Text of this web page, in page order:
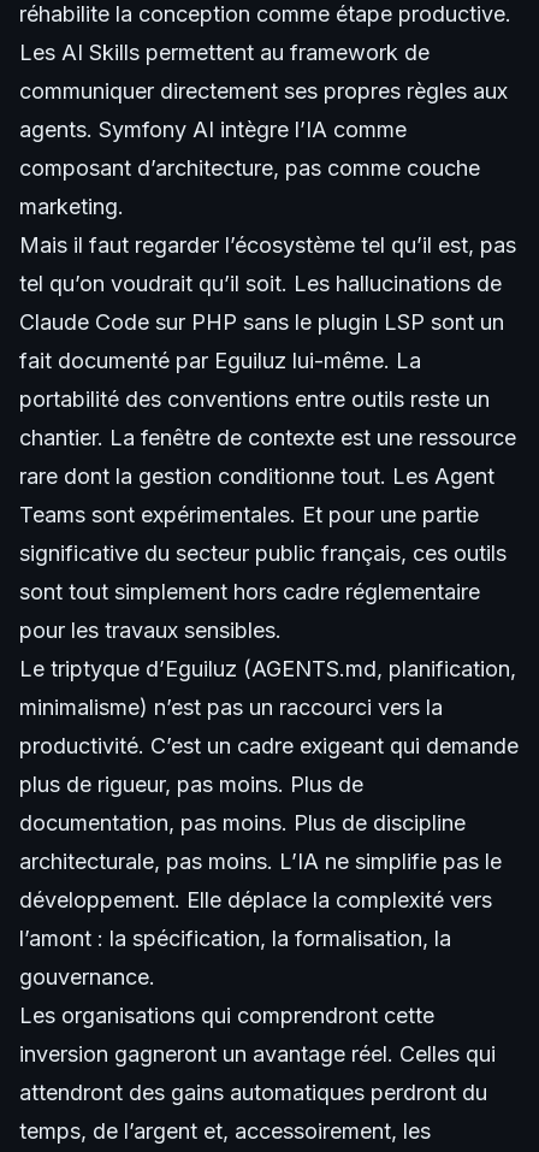
réhabilite la conception comme étape productive.
Les AI Skills permettent au framework de
communiquer directement ses propres règles aux
agents. Symfony AI intègre l’IA comme
composant d’architecture, pas comme couche
marketing.
Mais il faut regarder l’écosystème tel qu’il est, pas
tel qu’on voudrait qu’il soit. Les hallucinations de
Claude Code sur PHP sans le plugin LSP sont un
fait documenté par Eguiluz lui-même. La
portabilité des conventions entre outils reste un
chantier. La fenêtre de contexte est une ressource
rare dont la gestion conditionne tout. Les Agent
Teams sont expérimentales. Et pour une partie
significative du secteur public français, ces outils
sont tout simplement hors cadre réglementaire
pour les travaux sensibles.
Le triptyque d’Eguiluz (AGENTS.md, planification,
minimalisme) n’est pas un raccourci vers la
productivité. C’est un cadre exigeant qui demande
plus de rigueur, pas moins. Plus de
documentation, pas moins. Plus de discipline
architecturale, pas moins. L’IA ne simplifie pas le
développement. Elle déplace la complexité vers
l’amont : la spécification, la formalisation, la
gouvernance.
Les organisations qui comprendront cette
inversion gagneront un avantage réel. Celles qui
attendront des gains automatiques perdront du
temps, de l’argent et, accessoirement, les